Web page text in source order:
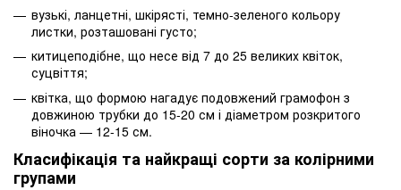
вузькі, ланцетні, шкірясті, темно-зеленого кольору
листки, розташовані густо;
китицеподібне, що несе від 7 до 25 великих квіток,
суцвіття;
квітка, що формою нагадує подовжений грамофон з
довжиною трубки до 15-20 см і діаметром розкритого
віночка — 12-15 см.
Класифікація та найкращі сорти за колірними
групами